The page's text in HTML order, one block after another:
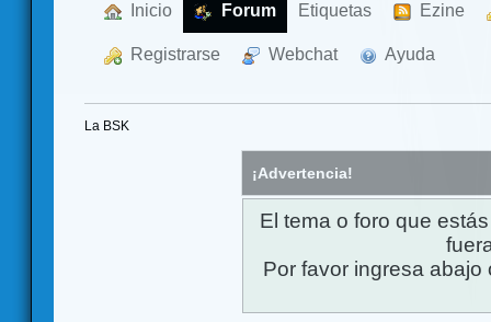
Inicio Forum Etiquetas Ezine
Registrarse Webchat Ayuda
La BSK
¡Advertencia!
El tema o foro que
Por favor ingresa